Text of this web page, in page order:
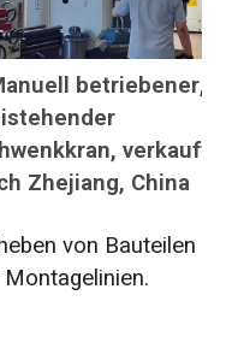
betriebener,
verkauft
Zhejiang, China
von Bauteilen